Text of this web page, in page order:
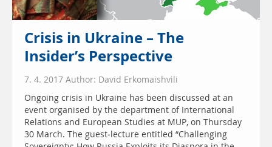
Crisis in Ukraine – The
Insider’s Perspective
7. 4. 2017 Author: David Erkomaishvili
Ongoing crisis in Ukraine has been discussed at an
event organised by the department of International
Relations and European Studies at MUP, on Thursday
30 March. The guest-lecture entitled “Challenging